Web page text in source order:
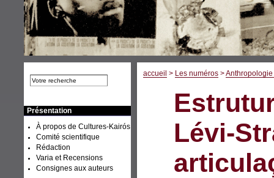
accueil > Les numéros >Anthropologie
Lévi-
Présentation
À propos de Cultures-Kairós
Comité scientifique
Rédaction
Varia et Recensions
Consignes aux auteurs